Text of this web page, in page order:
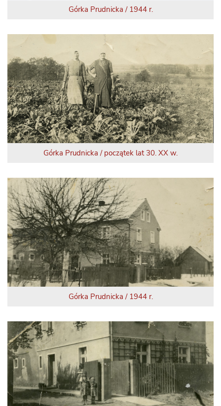
Górka Prudnicka / 1944 r.
Górka Prudnicka / początek lat 30. XX w.
Górka Prudnicka / 1944 r.